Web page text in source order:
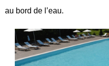
au bord de l’eau.